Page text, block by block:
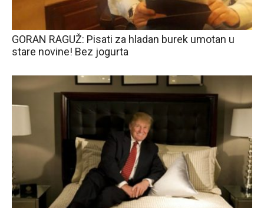
GORAN RAGUŽ: Pisati za hladan burek umotan u
stare novine! Bez jogurta